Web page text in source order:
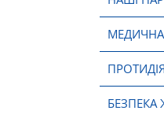
МЕДИЧНА
БЕЗПЕКА